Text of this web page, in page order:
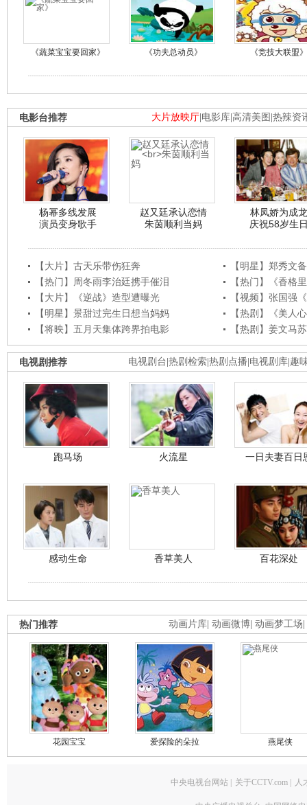
《蔬菜宝宝要回家》 《功夫总动员》 《竞技大联盟》
大片放映厅 电影库 高清美图 热辣资
电影台推荐
杨幂多线发展
演员变身歌手
赵又廷承认恋情
朱茵顺利当妈
林凤娇为成龙
庆祝58岁生
【大片】古天乐带伤狂奔
【明星】郑秀文
【热门】周冬雨李治廷携手催泪
【热门】《香格
【大片】《逆战》造型遭曝光
【视频】张国强
【明星】景甜过完生日想当妈妈
【热剧】《美人
【将映】五月天集体跨界拍电影
【热剧】姜文马
电视剧台 热剧检索 热剧点播 电视剧库 趣
电视剧推荐
跑马场 火流星 一日夫妻百日
感动生命 香草美人 百花深处
动画片库 动画微博 动画梦工场
热门推荐
花园宝宝 爱探险的朵拉 燕尾侠
中央电视台网站 关于CCTV.com 人